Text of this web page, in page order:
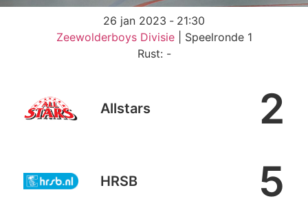
26 jan 2023 - 21:30
Zeewolderboys Divisie
| Speelronde 1
Rust: -
Allstars 2
HRSB 5